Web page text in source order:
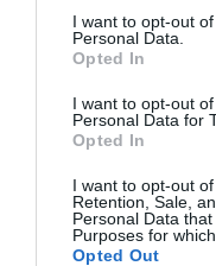
consent section.
I want to opt-out
Personal Data.
Opted In
I want to opt-out
Personal Data for
Opted In
I want to opt-out
Retention, Sale,
Personal Data
Purposes for
Opted Out